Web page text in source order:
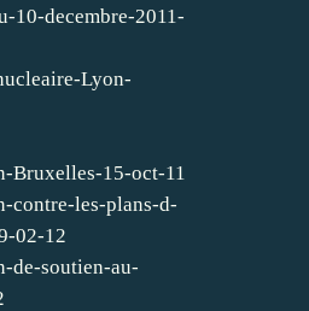
10-decembre-2011-
Lyon-
Bruxelles-15-oct-11
contre-les-plans-d-
02-12
de-soutien-au-